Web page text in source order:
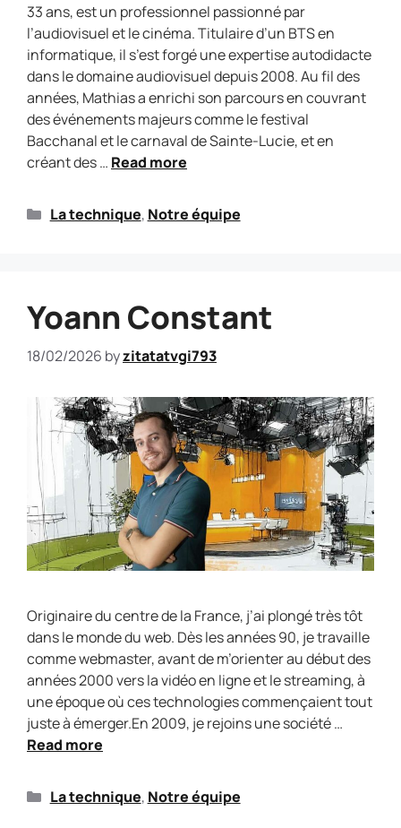
33 ans, est un professionnel passionné par
l’audiovisuel et le cinéma. Titulaire d’un BTS en
informatique, il s’est forgé une expertise autodidacte
dans le domaine audiovisuel depuis 2008. Au fil des
années, Mathias a enrichi son parcours en couvrant
des événements majeurs comme le festival
Bacchanal et le carnaval de Sainte-Lucie, et en
créant des … Read more
La technique, Notre équipe
Yoann Constant
18/02/2026 byzitatatvgi793
Originaire du centre de la France, j’ai plongé très tôt
dans le monde du web. Dès les années 90, je travaille
comme webmaster, avant de m’orienter au début des
années 2000 vers la vidéo en ligne et le streaming, à
une époque où ces technologies commençaient tout
juste à émerger.En 2009, je rejoins une société …
Read more
La technique, Notre équipe